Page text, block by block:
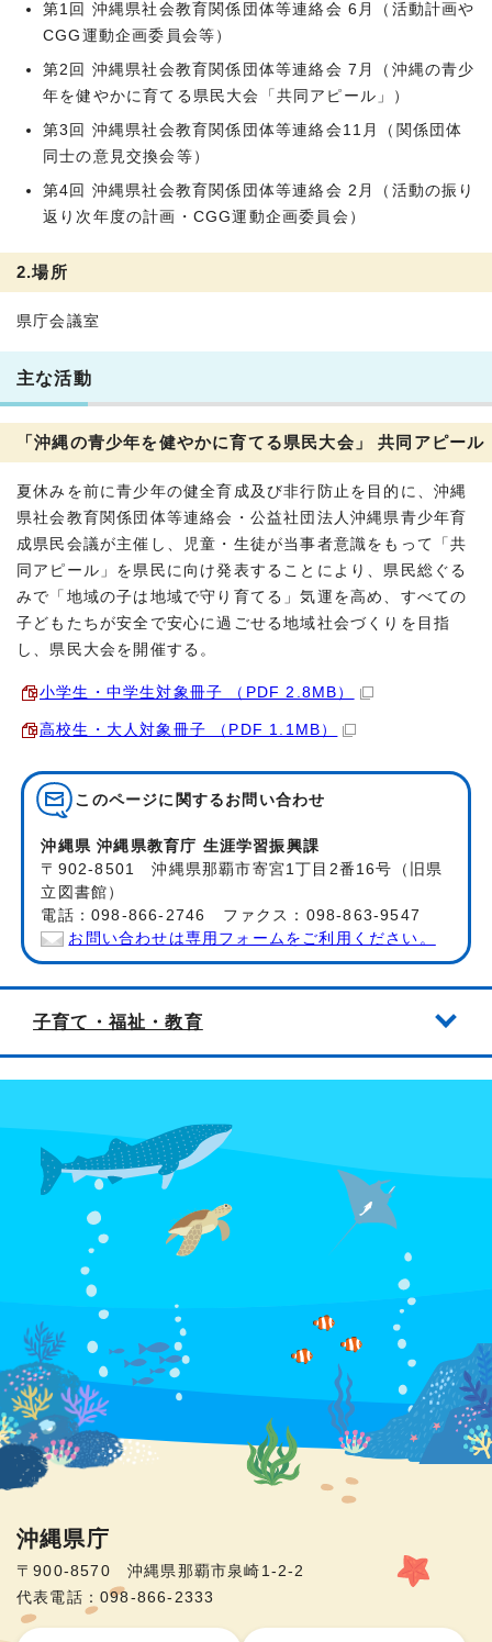
第1回 沖縄県社会教育関係団体等連絡会 6月（活動計画や
CGG運動企画委員会等）
第2回 沖縄県社会教育関係団体等連絡会 7月（沖縄の青少
年を健やかに育てる県民大会「共同アピール」）
第3回 沖縄県社会教育関係団体等連絡会11月（関係団体
同士の意見交換会等）
第4回 沖縄県社会教育関係団体等連絡会 2月（活動の振り
返り次年度の計画・CGG運動企画委員会）
2.場所
県庁会議室
主な活動
「沖縄の青少年を健やかに育てる県民大会」 共同アピール
夏休みを前に青少年の健全育成及び非行防止を目的に、沖縄
県社会教育関係団体等連絡会・公益社団法人沖縄県青少年育
成県民会議が主催し、児童・生徒が当事者意識をもって「共
同アピール」を県民に向け発表することにより、県民総ぐる
みで「地域の子は地域で守り育てる」気運を高め、すべての
子どもたちが安全で安心に過ごせる地域社会づくりを目指
し、県民大会を開催する。
小学生・中学生対象冊子 （PDF 2.8MB）
高校生・大人対象冊子 （PDF 1.1MB）
このページに関する お問い合わせ
沖縄県 沖縄県教育庁 生涯学習振興課
〒902-8501 沖縄県那覇市寄宮1丁目2番16号（旧県
立図書館）
電話：098-866-2746 ファクス：098-863-9547
お問い合わせは専用フォームをご利用ください。
子育て・福祉・教育
沖縄県庁
〒900-8570 沖縄県那覇市泉崎1-2-2
代表電話：098-866-2333